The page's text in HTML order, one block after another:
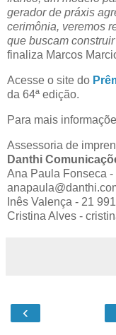
gerador de práxis
cerimônia, veremos
que buscam
finaliza Marcos
Acesse o site do
da 64ª edição.
Para mais
Assessoria de
Danthi
Ana Paula Fonseca
Inês Valença - 21
Cristina Alves -
‹